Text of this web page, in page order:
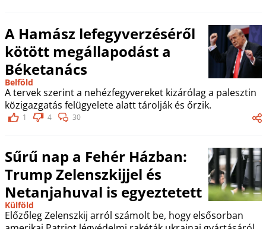
A Hamász lefegyverzéséről
kötött megállapodást a
Béketanács
Belföld
A tervek szerint a nehézfegyvereket kizárólag a palesztin
közigazgatás felügyelete alatt tárolják és őrzik.
1 4 30
Sűrű nap a Fehér Házban:
Trump Zelenszkijjel és
Netanjahuval is egyeztetett
Külföld
Előzőleg Zelenszkij arról számolt be, hogy elsősorban